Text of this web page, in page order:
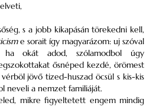
s a jobb kikapásán törekedni kell,
e sorait így magyarázom: uj szóval
okát adod, szólamodbol úgy
ősnéped kezdé, örömest
jövő tized-huszad öcsül s kis-kis
neveli a nemzet familiáját.
mikre figyeltetett engem mindig